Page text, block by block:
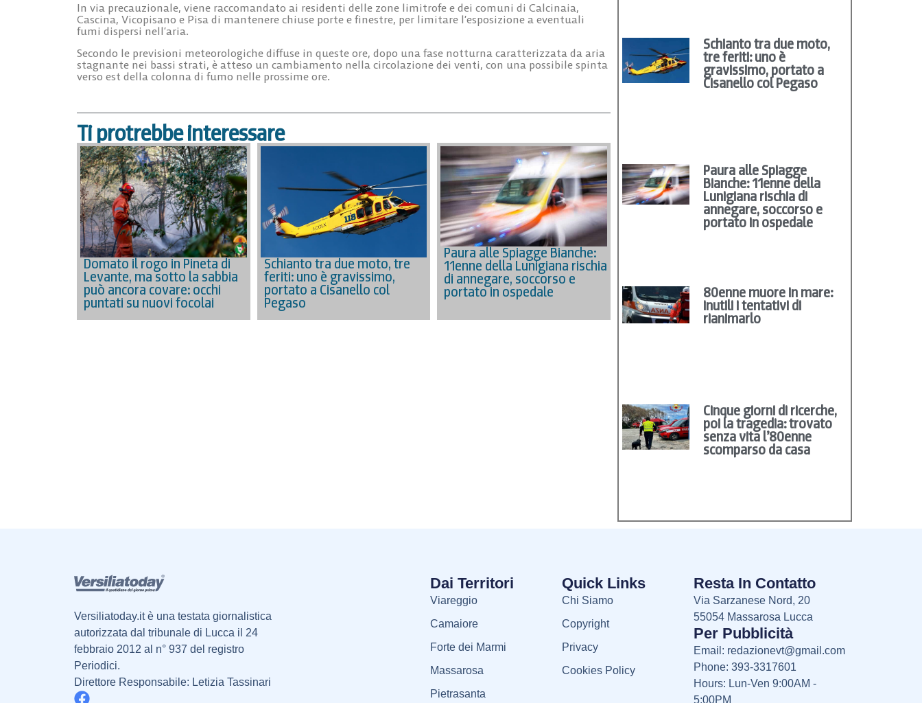
In via precauzionale, viene raccomandato ai residenti delle zone limitrofe e dei comuni di Calcinaia,
Cascina, Vicopisano e Pisa di mantenere chiuse porte e finestre, per limitare l’esposizione a eventuali
fumi dispersi nell’aria.
Secondo le previsioni meteorologiche diffuse in queste ore, dopo una fase notturna caratterizzata da aria
stagnante nei bassi strati, è atteso un cambiamento nella circolazione dei venti, con una possibile spinta
verso est della colonna di fumo nelle prossime ore.
Ti protrebbe interessare
Domato il rogo in Pineta di
Levante, ma sotto la sabbia
può ancora covare: occhi
puntati su nuovi focolai
Schianto tra due moto, tre
feriti: uno è gravissimo,
portato a Cisanello col
Pegaso
Paura alle Spiagge Bianche:
11enne della Lunigiana rischia
di annegare, soccorso e
portato in ospedale
Schianto tra due moto,
tre feriti: uno è
gravissimo, portato a
Cisanello col Pegaso
Paura alle Spiagge
Bianche: 11enne della
Lunigiana rischia di
annegare, soccorso e
portato in ospedale
80enne muore in mare:
inutili i tentativi di
rianimarlo
Cinque giorni di ricerche,
poi la tragedia: trovato
senza vita l’80enne
scomparso da casa
Versiliatoday.it è una testata giornalistica
autorizzata dal tribunale di Lucca il 24
febbraio 2012 al n° 937 del registro
Periodici.
Direttore Responsabile: Letizia Tassinari
Dai Territori
Viareggio
Camaiore
Forte dei Marmi
Massarosa
Pietrasanta
Quick Links
Chi Siamo
Copyright
Privacy
Cookies Policy
Resta In Contatto
Via Sarzanese Nord, 20
55054 Massarosa Lucca
Per Pubblicità
Email: redazionevt@gmail.com
Phone: 393-3317601
Hours: Lun-Ven 9:00AM -
5:00PM